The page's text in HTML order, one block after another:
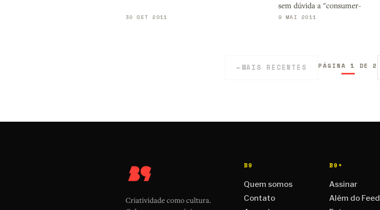
30 SET 2011
sem dúvida a "consumer-
9 MAI 2011
←MAIS RECENTES PÁGINA 1 DE 2
Criatividade como cultura.
B9
Quem somos
Contato
B9+
Assinar
Além do Feed